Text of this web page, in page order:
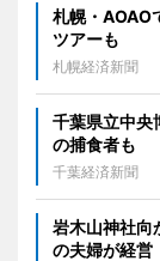
札幌・AOAO
ツアーも
札幌経済新聞
千葉県立中
の捕食者も
千葉経済新聞
岩木山神社
の夫婦が経営